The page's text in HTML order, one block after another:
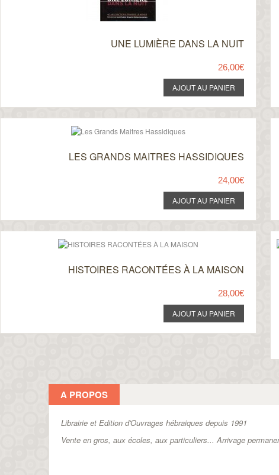
UNE LUMIÈRE DANS LA NUIT
26,00€
LES GRANDS MAITRES HASSIDIQUES
24,00€
HISTOIRES RACONTÉES À LA MAISON
28,00€
A PROPOS
Librairie et Edition d'Ouvrages hébraiques depuis 1991
Vente en gros, aux écoles, aux particuliers...Arrivage